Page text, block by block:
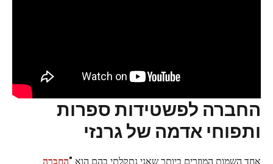
החברה לפשטידות ספרות
ותפוחי אדמה של גרנזי
אחד השמות המוזרים ביותר שאני נתקלתי בהם הוא "החברה